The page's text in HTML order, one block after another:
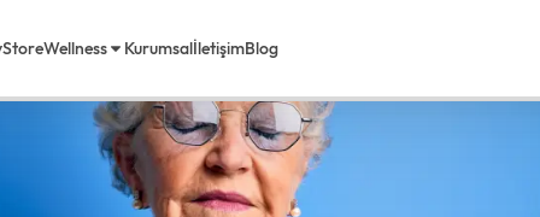
StoreWellness
Life Diyet
KurumsalİletişimBlog
Wellness Testler Psikolojik